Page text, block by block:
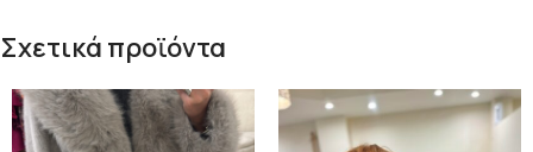
Σχετικά προϊόντα